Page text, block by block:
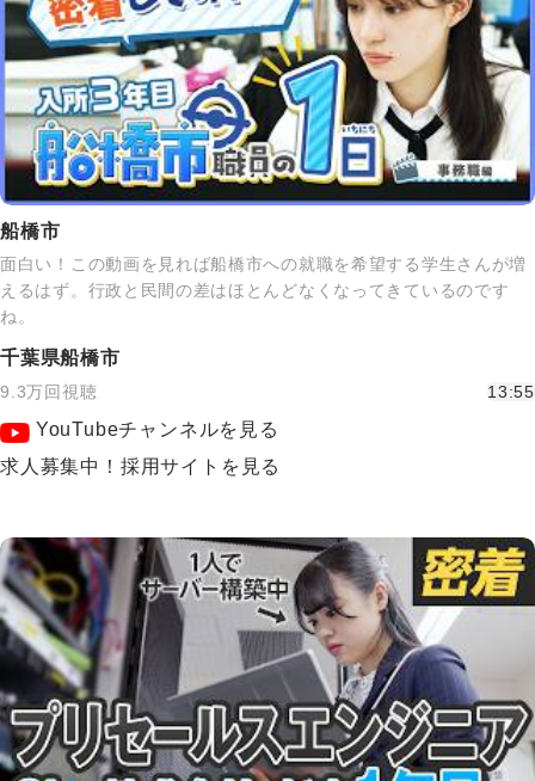
船橋市
面白い！この動画を見れば船橋市への就職を希望する学生さんが増
えるはず。行政と民間の差はほとんどなくなってきているのです
ね。
千葉県船橋市
9.3万回視聴 13:55
YouTubeチャンネルを見る
求人募集中！採用サイトを見る